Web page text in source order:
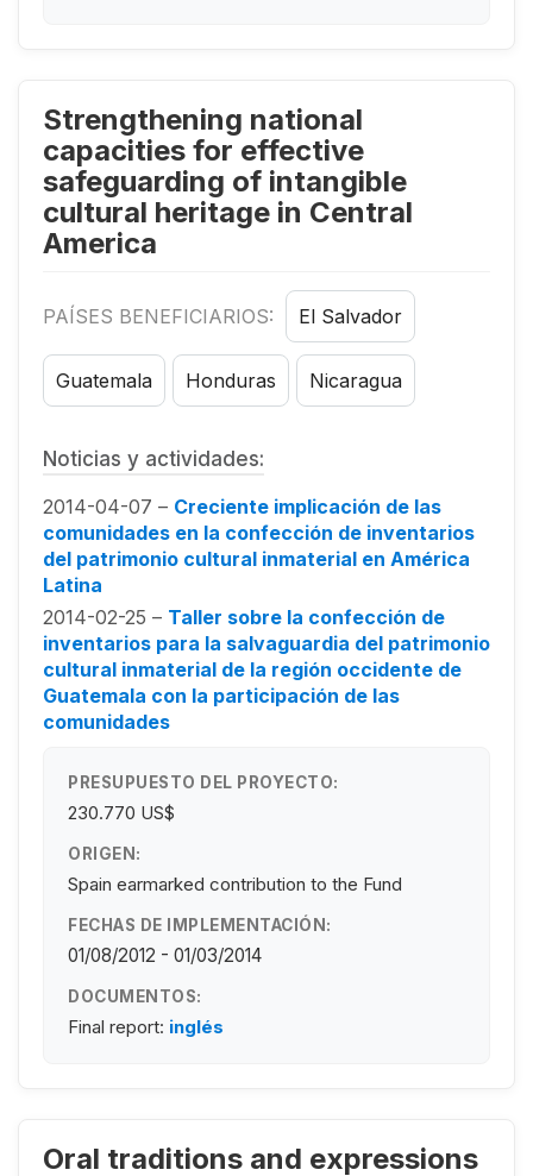
Strengthening national
capacities for effective
safeguarding of intangible
cultural heritage in Central
America
PAÍSES BENEFICIARIOS: El Salvador
Guatemala Honduras Nicaragua
Noticias y actividades:
2014-04-07 – Creciente implicación de las
comunidades en la confección de inventarios
del patrimonio cultural inmaterial en América
Latina
2014-02-25 – Taller sobre la confección de
inventarios para la salvaguardia del patrimonio
cultural inmaterial de la región occidente de
Guatemala con la participación de las
comunidades
PRESUPUESTO DEL PROYECTO:
230.770 US$
ORIGEN:
Spain earmarked contribution to the Fund
FECHAS DE IMPLEMENTACIÓN:
01/08/2012 - 01/03/2014
DOCUMENTOS:
Final report: inglés
Oral traditions and expressions